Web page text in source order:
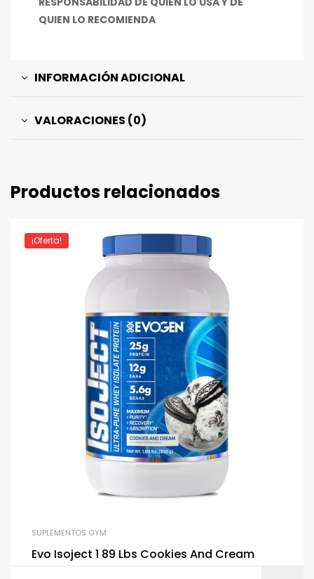
QUIEN LO RECOMIENDA
INFORMACIÓN ADICIONAL
VALORACIONES (0)
Productos relacionados
¡Oferta!
SUPLEMENTOS GYM
Evo Isoject 1 89 Lbs Cookies And Cream